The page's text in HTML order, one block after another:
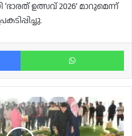
‘ഭാരത് ഉത്സവ് 2026’ മാറുമെന്ന്
Facebook